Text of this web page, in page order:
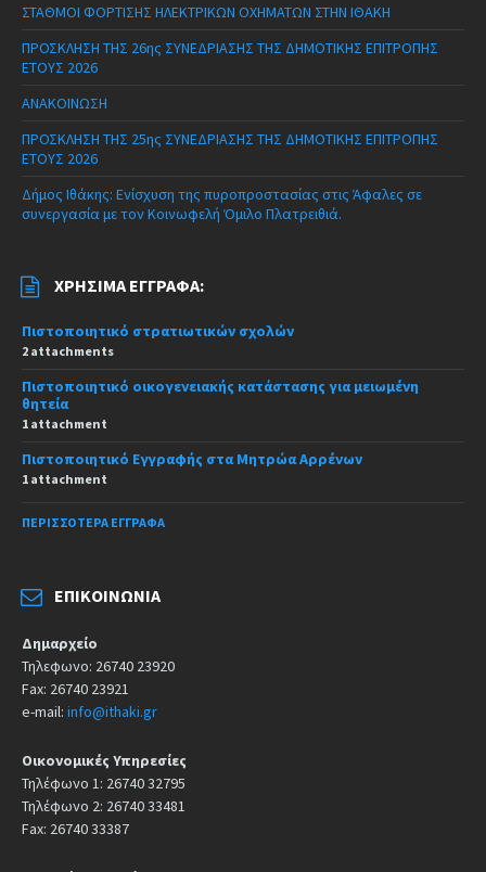
ΣΤΑΘΜΟΙ ΦΟΡΤΙΣΗΣ ΗΛΕΚΤΡΙΚΩΝ ΟΧΗΜΑΤΩΝ ΣΤΗΝ ΙΘΑΚΗ
ΠΡΟΣΚΛΗΣΗ ΤΗΣ 26ης ΣΥΝΕΔΡΙΑΣΗΣ ΤΗΣ ΔΗΜΟΤΙΚΗΣ ΕΠΙΤΡΟΠΗΣ
ΕΤΟΥΣ 2026
ΑΝΑΚΟΙΝΩΣΗ
ΠΡΟΣΚΛΗΣΗ ΤΗΣ 25ης ΣΥΝΕΔΡΙΑΣΗΣ ΤΗΣ ΔΗΜΟΤΙΚΗΣ ΕΠΙΤΡΟΠΗΣ
ΕΤΟΥΣ 2026
Δήμος Ιθάκης: Ενίσχυση της πυροπροστασίας στις Άφαλες σε
συνεργασία με τον Κοινωφελή Όμιλο Πλατρειθιά.
ΧΡΉΣΙΜΑ ΈΓΓΡΑΦΑ:
Πιστοποιητικό στρατιωτικών σχολών
2 attachments
Πιστοποιητικό οικογενειακής κατάστασης για μειωμένη
θητεία
1 attachment
Πιστοποιητικό Εγγραφής στα Μητρώα Αρρένων
1 attachment
ΠΕΡΙΣΣΌΤΕΡΑ ΈΓΓΡΑΦΑ
ΕΠΙΚΟΙΝΩΝΊΑ
Δημαρχείο
Τηλεφωνο: 26740 23920
Fax: 26740 23921
e-mail: info@ithaki.gr
Οικονομικές Υπηρεσίες
Τηλέφωνο 1: 26740 32795
Τηλέφωνο 2: 26740 33481
Fax: 26740 33387